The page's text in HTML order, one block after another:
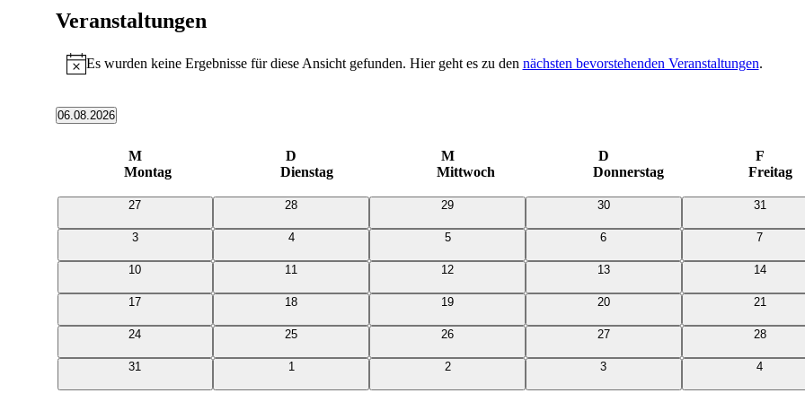
Veranstaltungen
Hinweis
Es wurden keine Ergebnisse für diese Ansicht gefunden. Hier geht es zu den nächsten bevorstehenden Veranstaltungen.
06.08.2026
Kalender
Veranstaltungen
M
Montag
D
Dienstag
M
Mittwoch
D
Donnerstag
F
Freitag
0
27
0
28
0
29
0
30
0
31
0
3
0
4
0
5
0
6
0
7
010
011
012
013
014
017
018
019
0
20
0
21
0
24
0
25
0
26
0
27
0
28
0
31
01
0
2
0
3
0
4